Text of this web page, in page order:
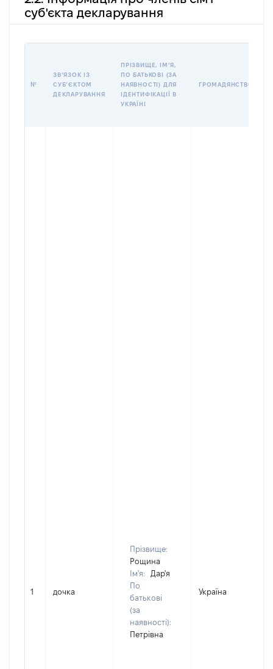
суб'єкта декларування
№
ЗВʼЯЗОК ІЗ
СУБʼЄКТОМ
ДЕКЛАРУВАННЯ
ПРІЗВИЩЕ, ІМʼЯ,
ПО БАТЬКОВІ (ЗА
НАЯВНОСТІ) ДЛЯ
ІДЕНТИФІКАЦІЇ В
УКРАЇНІ
ГРОМАДЯНСТВО
1 дочка
Прізвище:
Рощина
Ім'я:
Дар'я
По
батькові
(за
наявності):
Петрівна
Україна